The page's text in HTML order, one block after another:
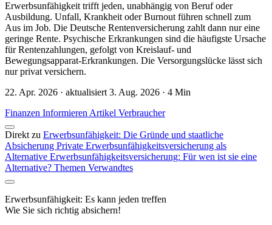
Erwerbsunfähigkeit trifft jeden, unabhängig von Beruf oder
Ausbildung. Unfall, Krankheit oder Burnout führen schnell zum
Aus im Job. Die Deutsche Rentenversicherung zahlt dann nur eine
geringe Rente. Psychische Erkrankungen sind die häufigste Ursache
für Rentenzahlungen, gefolgt von Kreislauf- und
Bewegungsapparat-Erkrankungen. Die Versorgungslücke lässt sich
nur privat versichern.
22. Apr. 2026 · aktualisiert 3. Aug. 2026 · 4 Min
Finanzen Informieren Artikel Verbraucher
Direkt zu Erwerbsunfähigkeit: Die Gründe und staatliche
Absicherung Private Erwerbsunfähigkeitsversicherung als
Alternative Erwerbsunfähigkeitsversicherung: Für wen ist sie eine
Alternative? Themen Verwandtes
Erwerbsunfähigkeit: Es kann jeden treffen
Wie Sie sich richtig absichern!